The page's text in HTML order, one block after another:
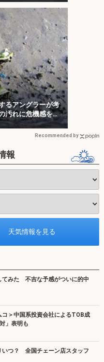
るアングラーが考
汚れに危機感を持
Recommended by
報
てみた 不吉な予感がついに的中
コ＞中国系投資会社によるTOB成
」表明も
いつ？ 全国チェーン店スタッフ